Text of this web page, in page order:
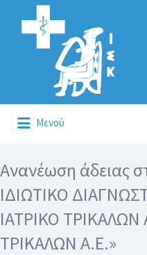
Αναζήτηση
για:
Μενού
για:
Ανανέωση άδειας
ΙΔΙΩΤΙΚΟ
ΙΑΤΡΙΚΟ ΤΡΙΚΑΛΩΝ
ΤΡΙΚΑΛΩΝ Α.Ε.»